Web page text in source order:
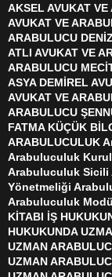
AKSEL AVUKAT
AVUKAT VE
ARABULUCU
ATLI AVUKAT VE
ARABULUCU
ASYA DEMİREL
AVUKAT VE
ARABULUCU
FATMA KÜÇÜK
ARABULUCULUK
Arabuluculuk
Arabuluculuk Sicili
Yönetmeliği
Arabuluculuk
KİTABI İŞ
HUKUKUNDA
UZMAN
UZMAN